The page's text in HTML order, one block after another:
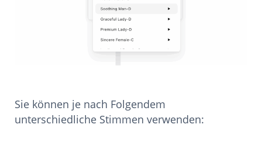
Sie können je nach Folgendem
unterschiedliche Stimmen verwenden: